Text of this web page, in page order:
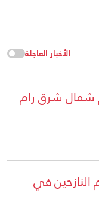
الأخبار العاجلة
شمال شرق رام
النازحين في